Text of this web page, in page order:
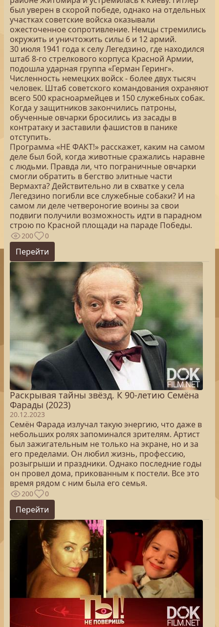
был уверен в скорой победе, однако на отдельных
участках советские войска оказывали
ожесточенное сопротивление. Немцы стремились
окружить и уничтожить силы 6 и 12 армий.
30 июля 1941 года к селу Легедзино, где находился
штаб 8-го стрелкового корпуса Красной Армии,
подошла ударная группа «Герман Геринг».
Численность немецких войск - более двух тысяч
человек. Штаб советского командования охраняют
всего 500 красноармейцев и 150 служебных собак.
Когда у защитников закончились патроны,
обученные овчарки бросились из засады в
контратаку и заставили фашистов в панике
отступить.
Программа «НЕ ФАКТ!» расскажет, каким на самом
деле был бой, когда животные сражались наравне
с людьми. Правда ли, что пограничные овчарки
смогли обратить в бегство элитные части
Вермахта? Действительно ли в схватке у села
Легедзино погибли все служебные собаки? И на
самом ли деле четвероногие воины за свои
подвиги получили возможность идти в парадном
строю по Красной площади на параде Победы.
200 0
Перейти
Раскрывая тайны звёзд. К 90-летию Семёна
Фарады (2023)
20.12.2023
Семён Фарада излучал такую энергию, что даже в
небольших ролях запоминался зрителям. Артист
был зажигательным не только на экране, но и за
его пределами. Он любил жизнь, профессию,
розыгрыши и праздники. Однако последние годы
он провел дома, прикованным к постели. Все это
время рядом с ним была его семья.
200 0
Перейти